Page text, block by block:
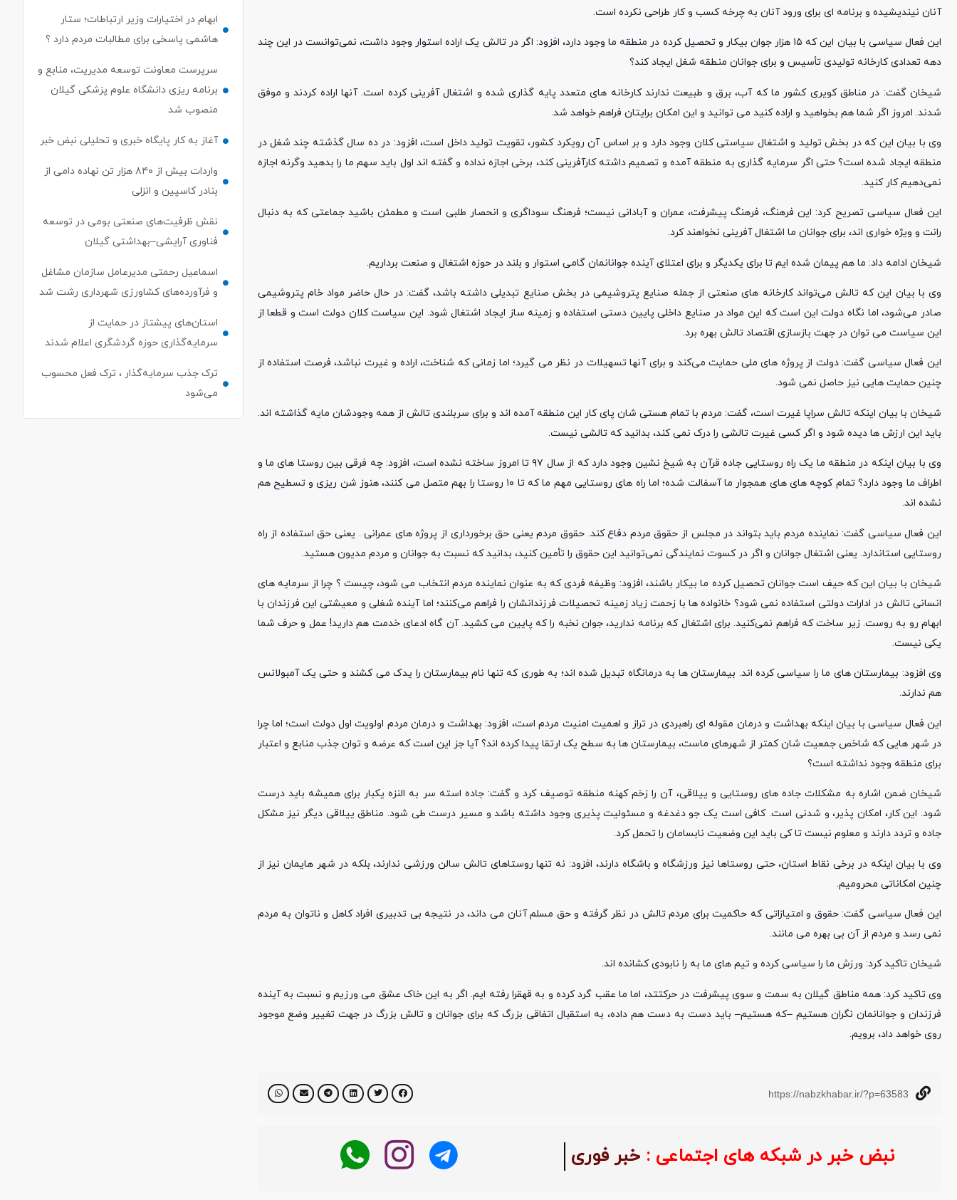
آنان نیندیشیده و برنامه ای برای ورود آنان به چرخه کسب و کار طراحی نکرده است.
این فعال سیاسی با بیان این که ۱۵ هزار جوان بیکار و تحصیل کرده در منطقه ما وجود دارد، افزود: اگر در تالش یک اراده استوار وجود داشت، نمی‌توانست در این چند
دهه تعدادی کارخانه تولیدی تأسیس و برای جوانان منطقه شغل ایجاد کند؟
شیخان گفت: در مناطق کویری کشور ما که آب، برق و طبیعت ندارند کارخانه های متعدد پایه گذاری شده و اشتغال آفرینی کرده است. آنها اراده کردند و موفق
شدند. امروز اگر شما هم بخواهید و اراده کنید می توانید و این امکان برایتان فراهم خواهد شد.
وی با بیان این که در بخش تولید و اشتغال سیاستی کلان وجود دارد و بر اساس آن رویکرد کشور، تقویت تولید داخل است، افزود: در ده سال گذشته چند شغل در
منطقه ایجاد شده است؟ حتی اگر سرمایه گذاری به منطقه آمده و تصمیم داشته کارآفرینی کند، برخی اجازه نداده و گفته اند اول باید سهم ما را بدهید وگرنه اجازه
نمی‌دهیم کار کنید.
این فعال سیاسی تصریح کرد: این فرهنگ، فرهنگ پیشرفت، عمران و آبادانی نیست؛ فرهنگ سوداگری و انحصار طلبی است و مطمئن باشید جماعتی که به دنبال
رانت و ویژه خواری اند، برای جوانان ما اشتغال آفرینی نخواهند کرد.
شیخان ادامه داد: ما هم پیمان شده ایم تا برای یکدیگر و برای اعتلای آینده جوانانمان گامی استوار و بلند در حوزه اشتغال و صنعت برداریم.
وی با بیان این که تالش می‌تواند کارخانه های صنعتی از جمله صنایع پتروشیمی در بخش صنایع تبدیلی داشته باشد، گفت: در حال حاضر مواد خام پتروشیمی
صادر می‌شود، اما نگاه دولت این است که این مواد در صنایع داخلی پایین دستی استفاده و زمینه ساز ایجاد اشتغال شود. این سیاست کلان دولت است و قطعا از
این سیاست می توان در جهت بازسازی اقتصاد تالش بهره برد.
این فعال سیاسی گفت: دولت از پروژه های ملی حمایت می‌کند و برای آنها تسهیلات در نظر می گیرد؛ اما زمانی که شناخت، اراده و غیرت نباشد، فرصت استفاده از
چنین حمایت هایی نیز حاصل نمی شود.
شیخان با بیان اینکه تالش سراپا غیرت است، گفت: مردم با تمام هستی شان پای کار این منطقه آمده اند و برای سربلندی تالش از همه وجودشان مایه گذاشته اند.
باید این ارزش ها دیده شود و اگر کسی غیرت تالشی را درک نمی کند، بدانید که تالشی نیست.
وی با بیان اینکه در منطقه ما یک راه روستایی جاده قرآن به شیخ نشین وجود دارد که از سال ۹۷ تا امروز ساخته نشده است، افزود: چه فرقی بین روستا های ما و
اطراف ما وجود دارد؟ تمام کوچه های های همجوار ما آسفالت شده؛ اما راه های روستایی مهم ما که تا ۱۰ روستا را بهم متصل می کنند، هنوز شن ریزی و تسطیح هم
نشده اند.
این فعال سیاسی گفت: نماینده مردم باید بتواند در مجلس از حقوق مردم دفاع کند. حقوق مردم یعنی حق برخورداری از پروژه های عمرانی . یعنی حق استفاده از راه
روستایی استاندارد. یعنی اشتغال جوانان و اگر در کسوت نمایندگی نمی‌توانید این حقوق را تأمین کنید، بدانید که نسبت به جوانان و مردم مدیون هستید.
شیخان با بیان این که حیف است جوانان تحصیل کرده ما بیکار باشند، افزود: وظیفه فردی که به عنوان نماینده مردم انتخاب می شود، چیست ؟ چرا از سرمایه های
انسانی تالش در ادارات دولتی استفاده نمی شود؟ خانواده ها با زحمت زیاد زمینه تحصیلات فرزندانشان را فراهم می‌کنند؛ اما آینده شغلی و معیشتی این فرزندان با
ابهام رو به روست. زیر ساخت که فراهم نمی‌کنید. برای اشتغال که برنامه ندارید، جوان نخبه را که پایین می کشید. آن گاه ادعای خدمت هم دارید! عمل و حرف شما
یکی نیست.
وی افزود: بیمارستان های ما را سیاسی کرده اند. بیمارستان ها به درمانگاه تبدیل شده اند؛ به طوری که تنها نام بیمارستان را یدک می کشند و حتی یک آمبولانس
هم ندارند.
این فعال سیاسی با بیان اینکه بهداشت و درمان مقوله ای راهبردی در تراز و اهمیت امنیت مردم است، افزود: بهداشت و درمان مردم اولویت اول دولت است؛ اما چرا
در شهر هایی که شاخص جمعیت شان کمتر از شهرهای ماست، بیمارستان ها به سطح یک ارتقا پیدا کرده اند؟ آیا جز این است که عرضه و توان جذب منابع و اعتبار
برای منطقه وجود نداشته است؟
شیخان ضمن اشاره به مشکلات جاده های روستایی و ییلاقی، آن را زخم کهنه منطقه توصیف کرد و گفت: جاده استه سر به النزه یکبار برای همیشه باید درست
شود. این کار، امکان پذیر، و شدنی است. کافی است یک جو دغدغه و مسئولیت پذیری وجود داشته باشد و مسیر درست طی شود. مناطق ییلاقی دیگر نیز مشکل
جاده و تردد دارند و معلوم نیست تا کی باید این وضعیت نابسامان را تحمل کرد.
وی با بیان اینکه در برخی نقاط استان، حتی روستاها نیز ورزشگاه و باشگاه دارند، افزود: نه تنها روستاهای تالش سالن ورزشی ندارند، بلکه در شهر هایمان نیز از
چنین امکاناتی محرومیم.
این فعال سیاسی گفت: حقوق و امتیازاتی که حاکمیت برای مردم تالش در نظر گرفته و حق مسلم آنان می داند، در نتیجه بی تدبیری افراد کاهل و ناتوان به مردم
نمی رسد و مردم از آن بی بهره می مانند.
شیخان تاکید کرد: ورزش ما را سیاسی کرده و تیم های ما به را نابودی کشانده اند.
وی تاکید کرد: همه مناطق گیلان به سمت و‌ سوی پیشرفت در حرکتتد، اما ما عقب گرد کرده و به قهقرا رفته ایم. اگر به این خاک عشق می ورزیم و نسبت به آینده
فرزندان و جوانانمان نگران هستیم –که هستیم– باید دست به دست هم داده، به استقبال اتفاقی بزرگ که برای جوانان و تالش بزرگ در جهت تغییر وضع موجود
روی خواهد داد، برویم.
https://nabzkhabar.ir/?p=63583
نبض خبر در شبکه های اجتماعی : خبر فوری
ابهام در اختیارات وزیر ارتباطات؛ ستار
هاشمی پاسخی برای مطالبات مردم دارد ؟
سرپرست معاونت توسعه مدیریت، منابع و
برنامه ریزی دانشگاه علوم پزشکی گیلان
منصوب شد
آغاز به کار پایگاه خبری و تحلیلی نبض خبر
واردات بیش از ۸۴۰ هزار تن نهاده دامی از
بنادر كاسپین و انزلی
نقش ظرفیت‌های صنعتی بومی در توسعه
فناوری آرایشی–بهداشتی گیلان
اسماعیل رحمتی مدیرعامل سازمان مشاغل
و فرآورده‌های کشاورزی شهرداری رشت شد
استان‌های پیشتاز در حمایت از
سرمایه‌گذاری حوزه گردشگری اعلام شدند
ترک جذب سرمایه‌گذار ، ترک فعل محسوب
می‌شود